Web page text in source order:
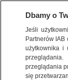
METEO
PROGNOZA
Dbamy o
Jeśli
Partnerów
użytkownika i
przeglądania
się